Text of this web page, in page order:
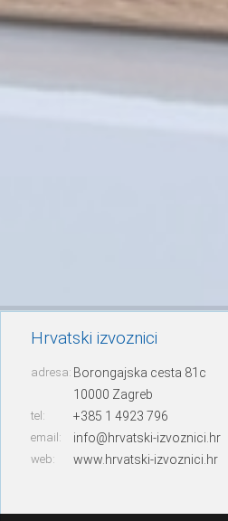
Hrvatski izvoznici
adresa: Borongajska cesta 81c
10000 Zagreb
tel: +385 1 4923 796
email: info@hrvatski-izvoznici.hr
web: www.hrvatski-izvoznici.hr